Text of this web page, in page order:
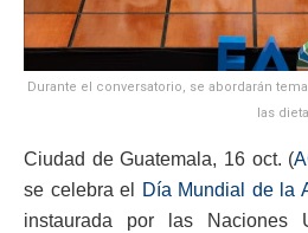
Durante el conversatorio, se abordarán
las
Ciudad de Guatemala, 16 oct. (
se celebra el
Día Mundial de la
instaurada por las Naciones